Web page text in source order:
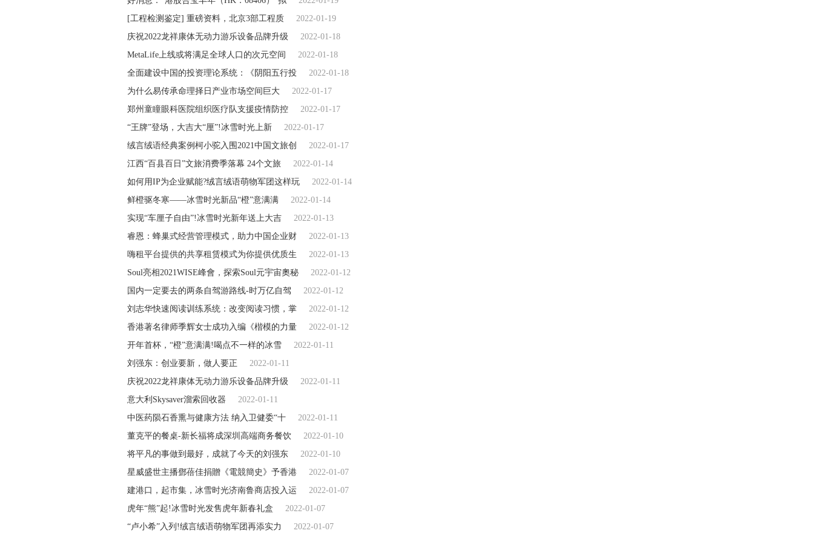
[工程检测鉴定] 重磅资料，北京3部工程质
2022-01-19
庆祝2022龙祥康体无动力游乐设备品牌升级
2022-01-18
MetaLife上线或将满足全球人口的次元空间
2022-01-18
全面建设中国的投资理论系统：《阴阳五行投
2022-01-18
为什么易传承命理择日产业市场空间巨大
2022-01-17
郑州童瞳眼科医院组织医疗队支援疫情防控
2022-01-17
“王牌”登场，大吉大“厘”!冰雪时光上新
2022-01-17
绒言绒语经典案例柯小驼入围2021中国文旅创
2022-01-17
江西“百县百日”文旅消费季落幕 24个文旅
2022-01-14
如何用IP为企业赋能?绒言绒语萌物军团这样玩
2022-01-14
鲜橙驱冬寒——冰雪时光新品“橙”意满满
2022-01-14
实现“车厘子自由”!冰雪时光新年送上大吉
2022-01-13
睿恩：蜂巢式经营管理模式，助力中国企业财
2022-01-13
嗨租平台提供的共享租赁模式为你提供优质生
2022-01-13
Soul亮相2021WISE峰會，探索Soul元宇宙奧秘
2022-01-12
国内一定要去的两条自驾游路线-时万亿自驾
2022-01-12
刘志华快速阅读训练系统：改变阅读习惯，掌
2022-01-12
香港著名律师季辉女士成功入编《楷模的力量
2022-01-12
开年首杯，“橙”意满满!喝点不一样的冰雪
2022-01-11
刘强东：创业要新，做人要正
2022-01-11
庆祝2022龙祥康体无动力游乐设备品牌升级
2022-01-11
意大利Skysaver溜索回收器
2022-01-11
中医药陨石香熏与健康方法 纳入卫健委“十
2022-01-11
董克平的餐桌-新长福将成深圳高端商务餐饮
2022-01-10
将平凡的事做到最好，成就了今天的刘强东
2022-01-10
星威盛世主播鄧蓓佳捐贈《電競簡史》予香港
2022-01-07
建港口，起市集，冰雪时光济南鲁商店投入运
2022-01-07
虎年“熊”起!冰雪时光发售虎年新春礼盒
2022-01-07
“卢小希”入列!绒言绒语萌物军团再添实力
2022-01-07